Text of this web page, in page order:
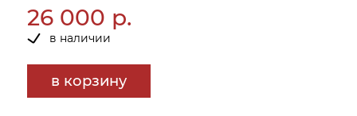
26 000 р.
в наличии
в корзину